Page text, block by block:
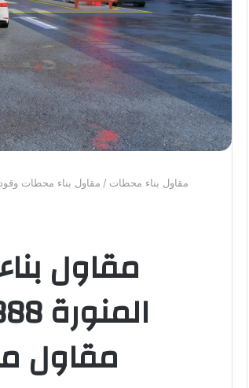
مقاول بناء محطات /
مقاول
مقاول